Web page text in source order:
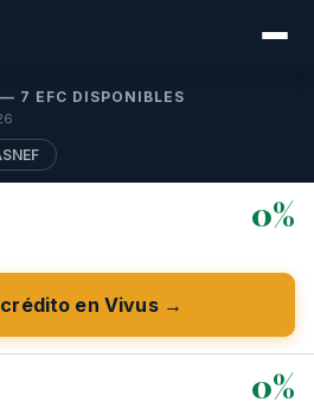
7 EFC DISPONIBLES
0%
en Vivus →
0%